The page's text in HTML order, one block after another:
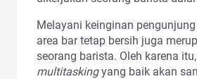
Melayani keinginan
area bar tetap bersih juga
seorang barista. Oleh karena
multitaskingyang baik akan